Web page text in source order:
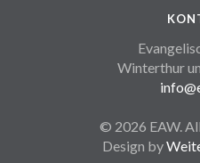
Winterthur
© 2026 EAW.
Design by